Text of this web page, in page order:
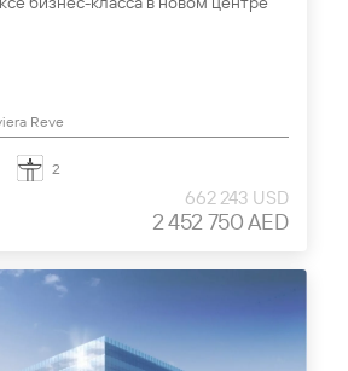
Reve
2
662 243 USD
2 452 750 AED